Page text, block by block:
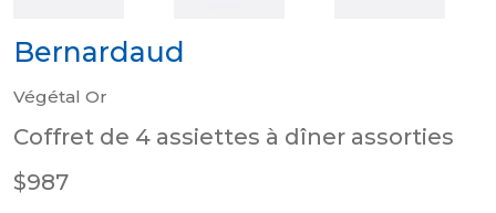
Bernardaud
Végétal Or
Coffret de 4 assiettes à dîner assorties
$987